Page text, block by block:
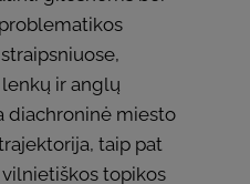
ir anglų
diachroninė miesto
taip pat
topikos